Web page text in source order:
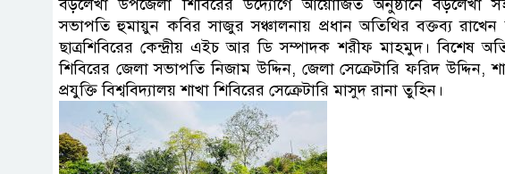
বড়লেখা উপজেলা শিবিরের উদ্যোগে আয়োজিত অনুষ্ঠানে বড়লেখা
সভাপতি হুমায়ুন কবির সাজুর সঞ্চালনায় প্রধান অতিথির বক্তব্য রাখেন
ছাত্রশিবিরের কেন্দ্রীয় এইচ আর ডি সম্পাদক শরীফ মাহমুদ। বিশেষ
শিবিরের জেলা সভাপতি নিজাম উদ্দিন, জেলা সেক্রেটারি ফরিদ উদ্দিন,
প্রযুক্তি বিশ্ববিদ্যালয় শাখা শিবিরের সেক্রেটারি মাসুদ রানা তুহিন।